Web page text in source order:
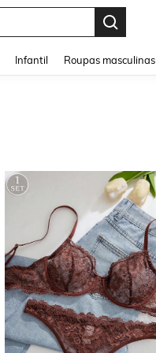
Infantil Roupas masculinas